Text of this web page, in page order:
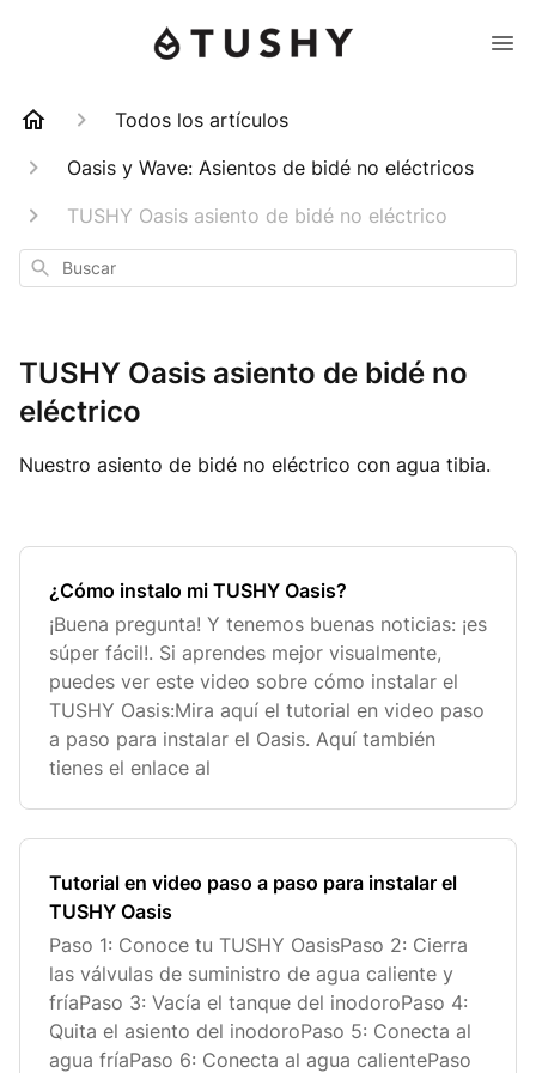
Todos los artículos
Oasis y Wave: Asientos de bidé no eléctricos
TUSHY Oasis asiento de bidé no eléctrico
Buscar
TUSHY Oasis asiento de bidé no
eléctrico
Nuestro asiento de bidé no eléctrico con agua tibia.
¿Cómo instalo mi TUSHY Oasis?
¡Buena pregunta! Y tenemos buenas noticias: ¡es
súper fácil!. Si aprendes mejor visualmente,
puedes ver este video sobre cómo instalar el
TUSHY Oasis:Mira aquí el tutorial en video paso
a paso para instalar el Oasis. Aquí también
tienes el enlace al
Tutorial en video paso a paso para instalar el
TUSHY Oasis
Paso 1: Conoce tu TUSHY OasisPaso 2: Cierra
las válvulas de suministro de agua caliente y
fríaPaso 3: Vacía el tanque del inodoroPaso 4:
Quita el asiento del inodoroPaso 5: Conecta al
agua fríaPaso 6: Conecta al agua calientePaso